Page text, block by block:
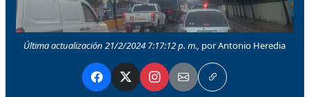
Última actualización 21/2/2024 7:17:12 p. m., por Antonio Heredia